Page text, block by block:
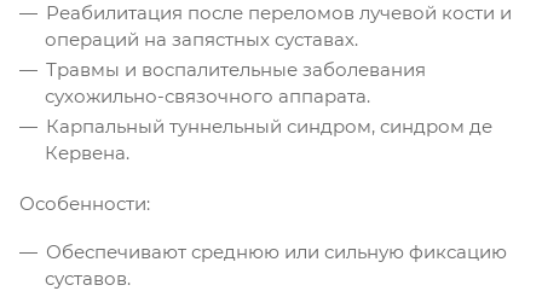
Реабилитация после переломов лучевой кости и
операций на запястных суставах.
Травмы и воспалительные заболевания
сухожильно-связочного аппарата.
Карпальный туннельный синдром, синдром де
Кервена.
Особенности:
Обеспечивают среднюю или сильную фиксацию
суставов.